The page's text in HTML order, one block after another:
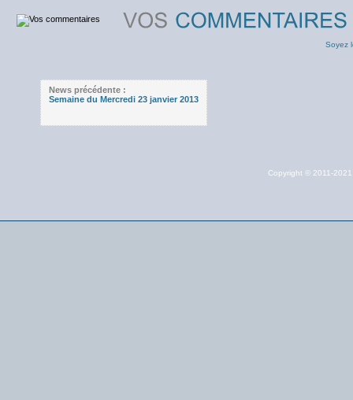
Soyez
News précédente :
Semaine du Mercredi 23 janvier 2013
Copyright © 2011-